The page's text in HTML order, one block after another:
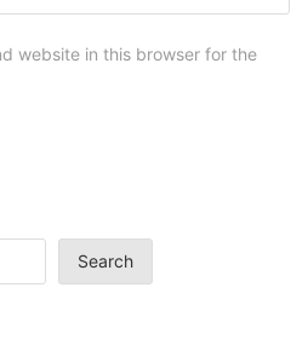
website in this browser for the
Search